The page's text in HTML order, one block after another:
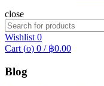
close
Search
for:
Wishlist 0
Cart (o) 0 / ฿0.00
Blog